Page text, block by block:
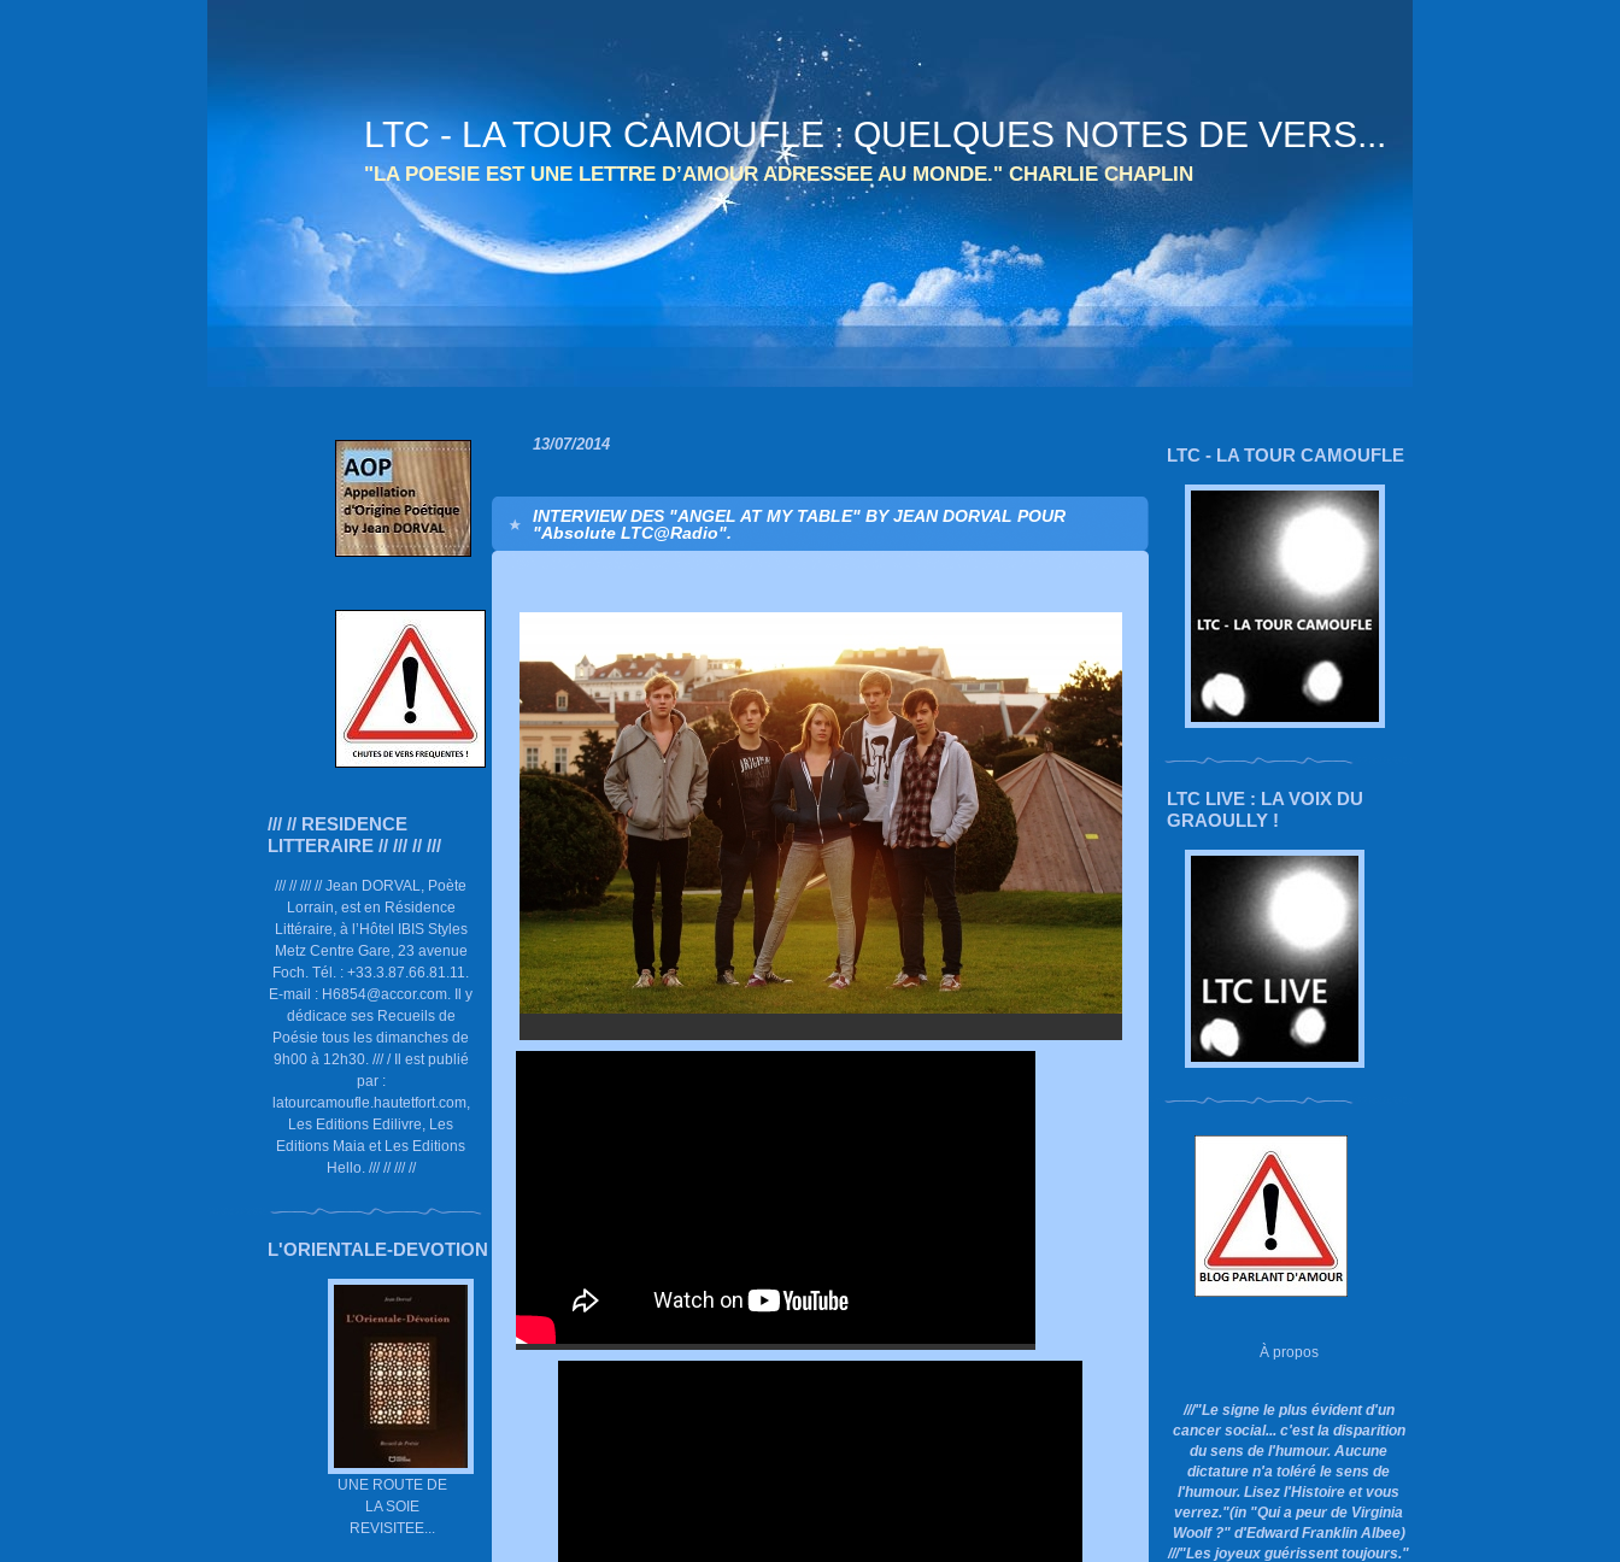
LTC - LA TOUR CAMOUFLE : QUELQUES NOTES DE VERS...
"LA POESIE EST UNE LETTRE D’AMOUR ADRESSEE AU MONDE." CHARLIE CHAPLIN
/// // RESIDENCE
LITTERAIRE // /// // ///
/// // /// // Jean DORVAL, Poète
Lorrain, est en Résidence
Littéraire, à l’Hôtel IBIS Styles
Metz Centre Gare, 23 avenue
Foch. Tél. : +33.3.87.66.81.11.
E-mail : H6854@accor.com. Il y
dédicace ses Recueils de
Poésie tous les dimanches de
9h00 à 12h30. /// / Il est publié
par :
latourcamoufle.hautetfort.com,
Les Editions Edilivre, Les
Editions Maia et Les Editions
Hello. /// // /// //
L'ORIENTALE-DEVOTION
UNE ROUTE DE
LA SOIE
REVISITEE...
LTC - LA TOUR CAMOUFLE
LTC LIVE : LA VOIX DU
GRAOULLY !
À propos
///"Le signe le plus évident d'un
cancer social... c'est la disparition
du sens de l'humour. Aucune
dictature n'a toléré le sens de
l'humour. Lisez l'Histoire et vous
verrez."(in "Qui a peur de Virginia
Woolf ?"d'Edward Franklin Albee)
///"Les joyeux guérissent toujours."
13/07/2014
INTERVIEW DES "ANGEL AT MY TABLE" BY JEAN DORVAL POUR
"Absolute LTC@Radio".